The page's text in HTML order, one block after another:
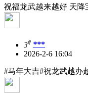
祝福龙武越来越好 天
3# ***
2026-2-6 16:04
#马年大吉#祝龙武越办